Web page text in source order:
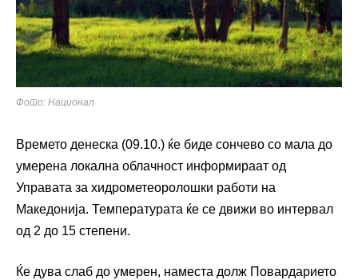
Фото: Национал
Времето денеска (09.10.) ќе биде сончево со мала до
умерена локална облачност информираат од
Управата за хидрометеоролошки работи на
Македонија. Температурата ќе се движи во интервал
од 2 до 15 степени.
Ќе дува слаб до умерен, наместа долж Повардарието